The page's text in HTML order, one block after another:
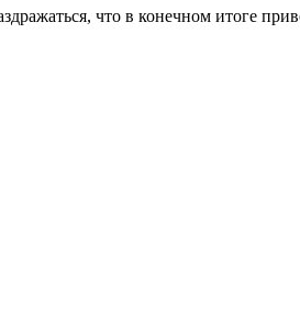
что в конечном итоге